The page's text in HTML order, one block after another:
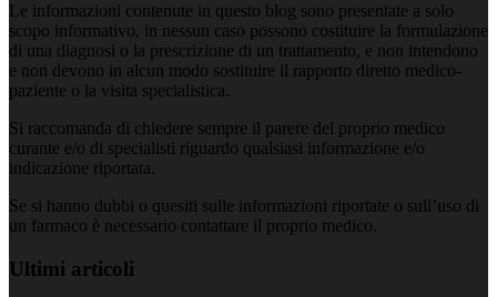
Le informazioni contenute in questo blog sono presentate a solo
scopo informativo, in nessun caso possono costituire la formulazione
di una diagnosi o la prescrizione di un trattamento, e non intendono
e non devono in alcun modo sostituire il rapporto diretto medico-
paziente o la visita specialistica.
Si raccomanda di chiedere sempre il parere del proprio medico
curante e/o di specialisti riguardo qualsiasi informazione e/o
indicazione riportata.
Se si hanno dubbi o quesiti sulle informazioni riportate o sull’uso di
un farmaco è necessario contattare il proprio medico.
Ultimi articoli